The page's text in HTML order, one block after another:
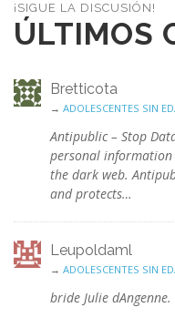
¡SIGUE LA DISCUSIÓN!
ÚLTIMOS
Bretticota
→ ADOLESCENTES SIN
Antipublic – Stop
personal information
the dark web.
and protects…
Leupoldaml
→ ADOLESCENTES SIN
bride Julie dAngenne.